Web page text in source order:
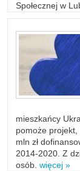
Społecznej w
mieszkańcy
pomoże
mln zł
2014-2020. Z
osób. więcej »